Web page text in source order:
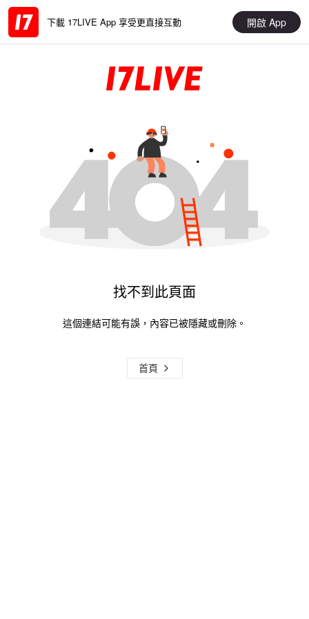
下載 17LIVE App 享受更直接互動 開啟 App
找不到此頁面
這個連結可能有誤，內容已被隱藏或刪除。
首頁